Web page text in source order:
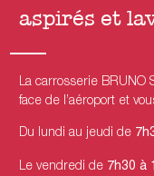
aspirés et
La carrosserie BRUNO
face de l’aéroport et
Du lundi au jeudi de
Le vendredi de 7h30 à